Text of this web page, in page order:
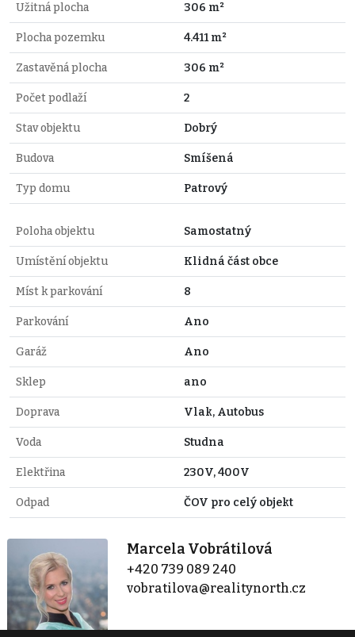
Užitná plocha 306 m²
Plocha pozemku 4.411 m²
Zastavěná plocha 306 m²
Počet podlaží 2
Stav objektu Dobrý
Budova Smíšená
Typ domu Patrový
Poloha objektu Samostatný
Umístění objektu Klidná část obce
Míst k parkování 8
Parkování Ano
Garáž Ano
Sklep ano
Doprava Vlak, Autobus
Voda Studna
Elektřina 230V, 400V
Odpad ČOV pro celý objekt
Marcela Vobrátilová
+420 739 089 240
vobratilova@realitynorth.cz